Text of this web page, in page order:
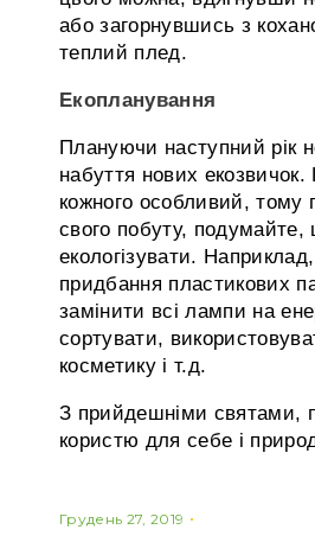
або загорнувшись з
теплий плед.
Екопланування
Плануючи наступний рік
набуття нових
кожного особливий, тому
свого побуту,
екологізувати.
придбання пластикових
замінити всі лампи на
сортувати,
косметику і т.д.
З прийдешніми святами,
користю для себе і
Грудень 27, 2019